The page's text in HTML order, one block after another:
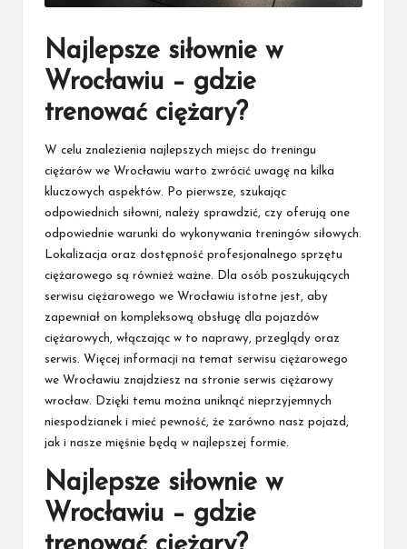
Najlepsze siłownie w
Wrocławiu – gdzie
trenować ciężary?
W celu znalezienia najlepszych miejsc do treningu
ciężarów we Wrocławiu warto zwrócić uwagę na kilka
kluczowych aspektów. Po pierwsze, szukając
odpowiednich siłowni, należy sprawdzić, czy oferują one
odpowiednie warunki do wykonywania treningów siłowych.
Lokalizacja oraz dostępność profesjonalnego sprzętu
ciężarowego są również ważne. Dla osób poszukujących
serwisu ciężarowego we Wrocławiu istotne jest, aby
zapewniał on kompleksową obsługę dla pojazdów
ciężarowych, włączając w to naprawy, przeglądy oraz
serwis. Więcej informacji na temat serwisu ciężarowego
we Wrocławiu znajdziesz na stronie serwis ciężarowy
wrocław. Dzięki temu można uniknąć nieprzyjemnych
niespodzianek i mieć pewność, że zarówno nasz pojazd,
jak i nasze mięśnie będą w najlepszej formie.
Najlepsze siłownie w
Wrocławiu – gdzie